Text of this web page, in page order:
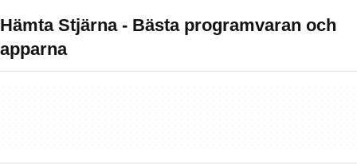
Hämta Stjärna - Bästa programvaran och
apparna